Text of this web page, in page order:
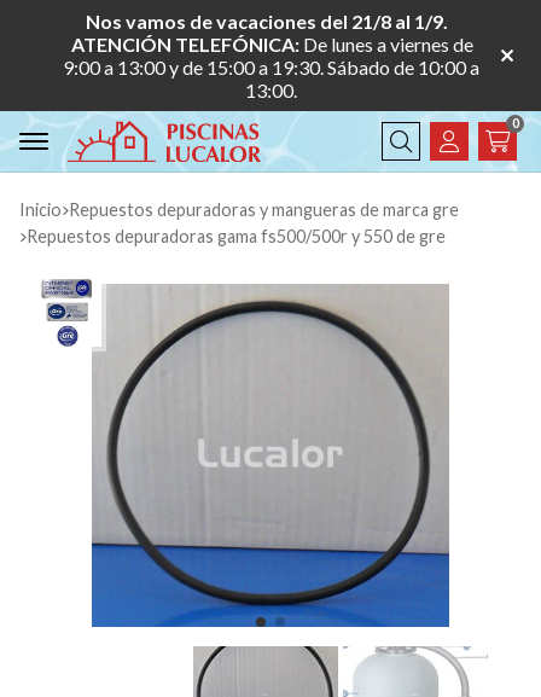
Nos vamos de vacaciones del 21/8 al 1/9.
ATENCIÓN TELEFÓNICA: De lunes a viernes de
9:00 a 13:00 y de 15:00 a 19:30. Sábado de 10:00 a
13:00.
Buscar
0
Inicio
repuestos depuradoras y mangueras de marca gre
repuestos depuradoras gama fs500/500r y 550 de gre